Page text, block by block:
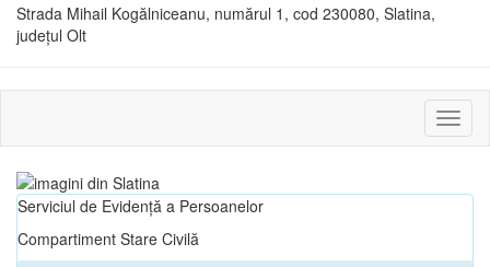
Strada Mihail Kogălniceanu, numărul 1, cod 230080, Slatina,
județul Olt
sau
Serviciul de Evidență a Persoanelor
Compartiment Stare Civilă